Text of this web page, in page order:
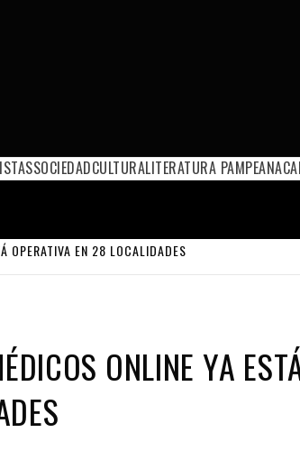
SOCIEDADCULTURALITERATURA PAMPEANA
OPERATIVA EN 28 LOCALIDADES
ONLINE YA